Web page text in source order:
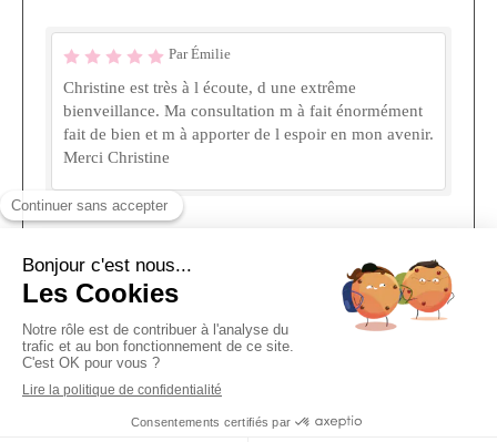
Par Émilie
Christine est très à l écoute, d une extrême
bienveillance. Ma consultation m à fait énormément
fait de bien et m à apporter de l espoir en mon avenir.
Merci Christine
Voir tous les témoignages